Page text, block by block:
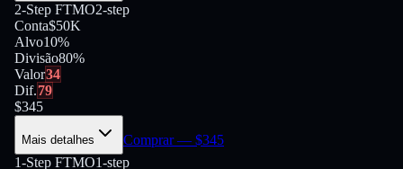
2-Step FTMO2-step
Conta$50K
Alvo10%
Divisão80%
Valor34
Dif.79
$345
Mais detalhes Comprar— $345
1-Step FTMO1-step